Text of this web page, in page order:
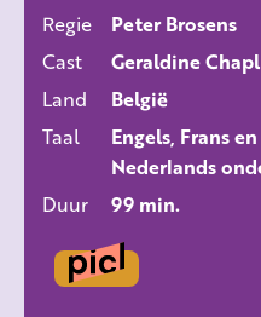
Regie
Peter Brosens
Cast
Geraldine
Land
België
Taal
Engels, Frans
Nederlands
Duur
99 min.